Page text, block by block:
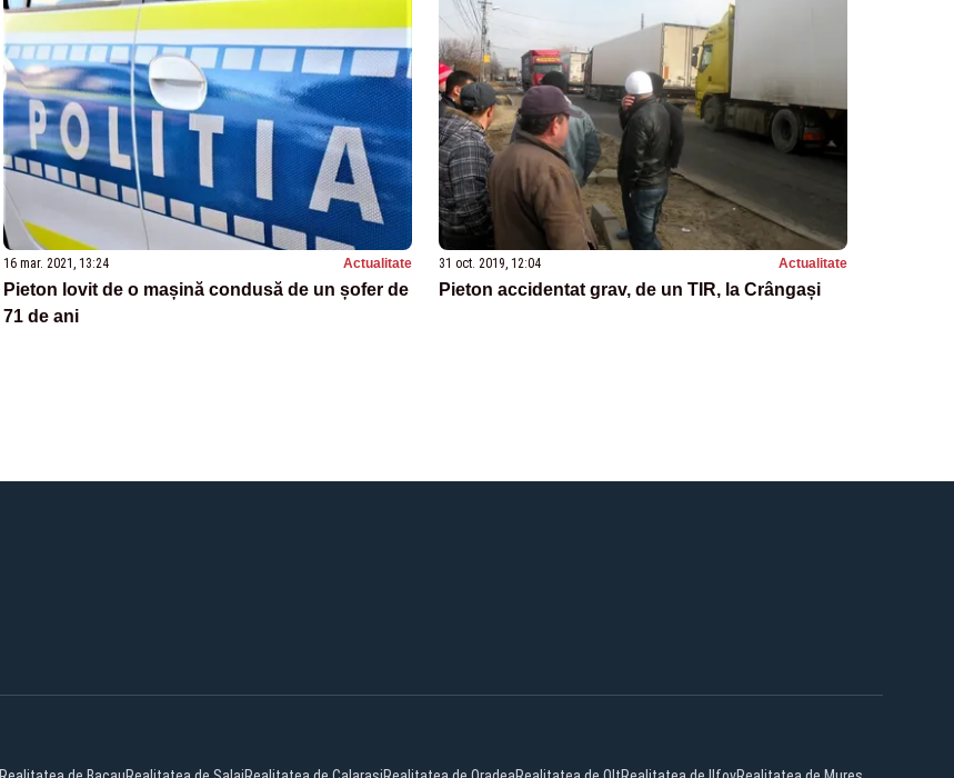
16 mar. 2021, 13:24 Actualitate
Pieton lovit de o mașină condusă de un șofer de
71 de ani
31 oct. 2019, 12:04 Actualitate
Pieton accidentat grav, de un TIR, la Crângași